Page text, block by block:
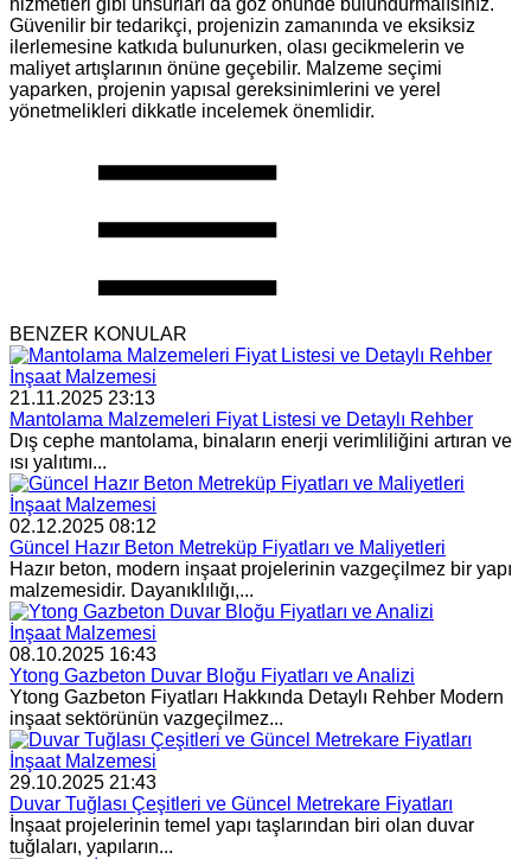
hizmetleri gibi unsurları da göz önünde bulundurmalısınız.
Güvenilir bir tedarikçi, projenizin zamanında ve eksiksiz
ilerlemesine katkıda bulunurken, olası gecikmelerin ve
maliyet artışlarının önüne geçebilir. Malzeme seçimi
yaparken, projenin yapısal gereksinimlerini ve yerel
yönetmelikleri dikkatle incelemek önemlidir.
BENZER KONULAR
İnşaat Malzemesi
21.11.2025 23:13
Mantolama Malzemeleri Fiyat Listesi ve Detaylı Rehber
Dış cephe mantolama, binaların enerji verimliliğini artıran ve
ısı yalıtımı...
İnşaat Malzemesi
02.12.2025 08:12
Güncel Hazır Beton Metreküp Fiyatları ve Maliyetleri
Hazır beton, modern inşaat projelerinin vazgeçilmez bir yapı
malzemesidir. Dayanıklılığı,...
İnşaat Malzemesi
08.10.2025 16:43
Ytong Gazbeton Duvar Bloğu Fiyatları ve Analizi
Ytong Gazbeton Fiyatları Hakkında Detaylı Rehber Modern
inşaat sektörünün vazgeçilmez...
İnşaat Malzemesi
29.10.2025 21:43
Duvar Tuğlası Çeşitleri ve Güncel Metrekare Fiyatları
İnşaat projelerinin temel yapı taşlarından biri olan duvar
tuğlaları, yapıların...